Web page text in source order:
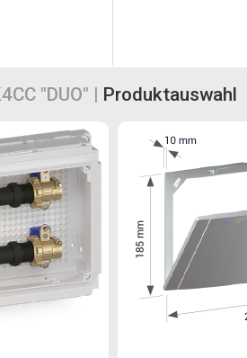
"DUO" | Produktauswahl